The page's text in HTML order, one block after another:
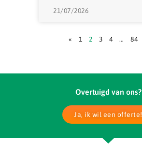
21/07/2026
« 1 2 3 4 … 84
Overtuigd van ons?
Ja, ik wil een offerte!